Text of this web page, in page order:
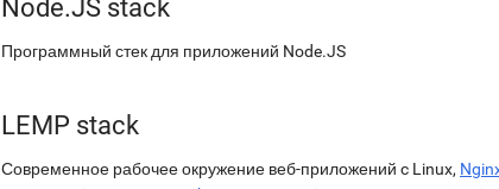
Node.JS stack
Программный стек для приложений Node.JS
LEMP stack
Современное рабочее окружение веб-приложений c Linux,